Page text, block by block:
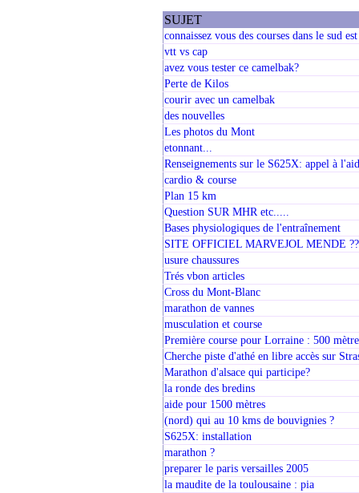
SUJET
connaissez vous des courses dans le sud
vtt vs cap
avez vous tester ce camelbak?
Perte de Kilos
courir avec un camelbak
des nouvelles
Les photos du Mont
etonnant...
Renseignements sur le S625X: appel à
cardio & course
Plan 15 km
Question SUR MHR etc.....
Bases physiologiques de l'entraînement
SITE OFFICIEL MARVEJOL MENDE
usure chaussures
Trés vbon articles
Cross du Mont-Blanc
marathon de vannes
musculation et course
Première course pour Lorraine : 500
Cherche piste d'athé en libre accès sur
Marathon d'alsace qui participe?
la ronde des bredins
aide pour 1500 mètres
(nord) qui au 10 kms de bouvignies ?
S625X: installation
marathon ?
preparer le paris versailles 2005
la maudite de la toulousaine : pia